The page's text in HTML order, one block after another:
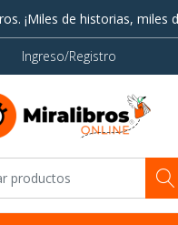
¡Miles de historias, miles
Ingreso/Registro